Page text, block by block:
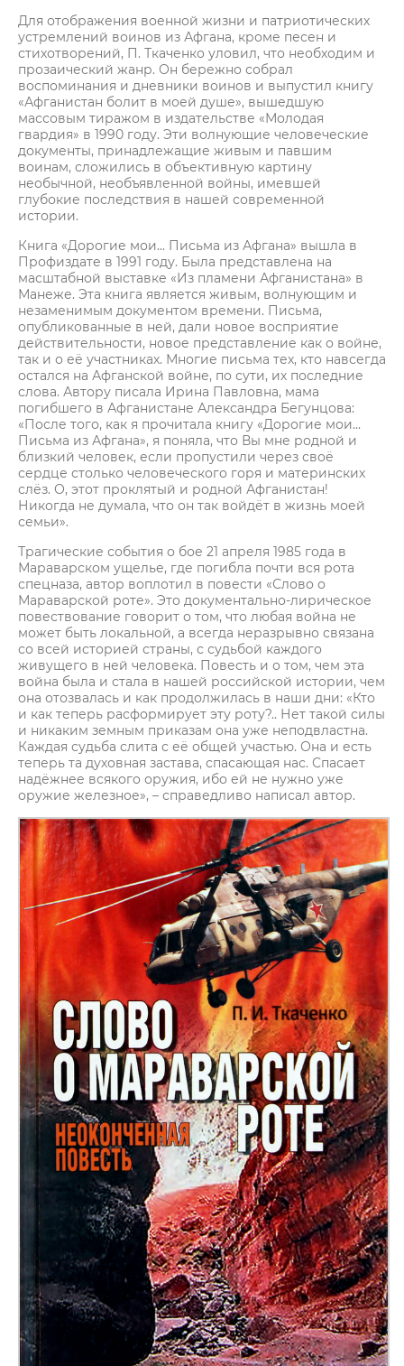
Для отображения военной жизни и патриотических
устремлений воинов из Афгана, кроме песен и
стихотворений, П. Ткаченко уловил, что необходим и
прозаический жанр. Он бережно собрал
воспоминания и дневники воинов и выпустил книгу
«Афганистан болит в моей душе», вышедшую
массовым тиражом в издательстве «Молодая
гвардия» в 1990 году. Эти волнующие человеческие
документы, принадлежащие живым и павшим
воинам, сложились в объективную картину
необычной, необъявленной войны, имевшей
глубокие последствия в нашей современной
истории.
Книга «Дорогие мои... Письма из Афгана» вышла в
Профиздате в 1991 году. Была представлена на
масштабной выставке «Из пламени Афганистана» в
Манеже. Эта книга является живым, волнующим и
незаменимым документом времени. Письма,
опубликованные в ней, дали новое восприятие
действительности, новое представление как о войне,
так и о её участниках. Многие письма тех, кто навсегда
остался на Афганской войне, по сути, их последние
слова. Автору писала Ирина Павловна, мама
погибшего в Афганистане Александра Бегунцова:
«После того, как я прочитала книгу «Дорогие мои...
Письма из Афгана», я поняла, что Вы мне родной и
близкий человек, если пропустили через своё
сердце столько человеческого горя и материнских
слёз. О, этот проклятый и родной Афганистан!
Никогда не думала, что он так войдёт в жизнь моей
семьи».
Трагические события о бое 21 апреля 1985 года в
Мараварском ущелье, где погибла почти вся рота
спецназа, автор воплотил в повести «Слово о
Мараварской роте». Это документально-лирическое
повествование говорит о том, что любая война не
может быть локальной, а всегда неразрывно связана
со всей историей страны, с судьбой каждого
живущего в ней человека. Повесть и о том, чем эта
война была и стала в нашей российской истории, чем
она отозвалась и как продолжилась в наши дни: «Кто
и как теперь расформирует эту роту?.. Нет такой силы
и никаким земным приказам она уже неподвластна.
Каждая судьба слита с её общей участью. Она и есть
теперь та духовная застава, спасающая нас. Спасает
надёжнее всякого оружия, ибо ей не нужно уже
оружие железное», – справедливо написал автор.